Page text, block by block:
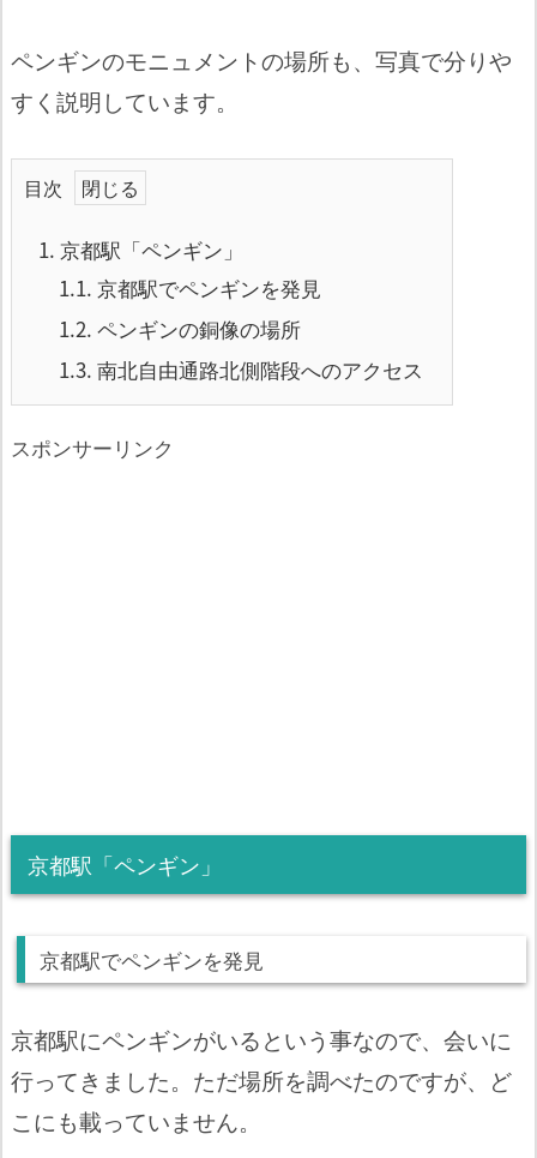
ペンギンのモニュメントの場所も、写真で分りや
すく説明しています。
目次
1. 京都駅「ペンギン」
1.1. 京都駅でペンギンを発見
1.2. ペンギンの銅像の場所
1.3. 南北自由通路北側階段へのアクセス
スポンサーリンク
京都駅「ペンギン」
京都駅でペンギンを発見
京都駅にペンギンがいるという事なので、会いに
行ってきました。ただ場所を調べたのですが、ど
こにも載っていません。